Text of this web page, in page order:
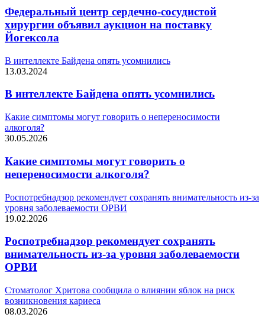
Федеральный центр сердечно-сосудистой
хирургии объявил аукцион на поставку
Йогексола
В интеллекте Байдена опять усомнились
13.03.2024
В интеллекте Байдена опять усомнились
Какие симптомы могут говорить о непереносимости
алкоголя?
30.05.2026
Какие симптомы могут говорить о
непереносимости алкоголя?
Роспотребнадзор рекомендует сохранять внимательность из-за
уровня заболеваемости ОРВИ
19.02.2026
Роспотребнадзор рекомендует сохранять
внимательность из-за уровня заболеваемости
ОРВИ
Стоматолог Хритова сообщила о влиянии яблок на риск
возникновения кариеса
08.03.2026